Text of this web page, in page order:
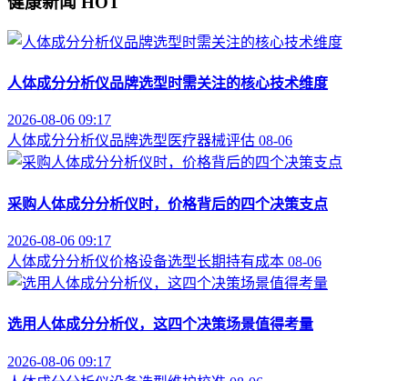
人体成分分析仪品牌选型时需关注的核心技术维度
2026-08-06 09:17
人体成分分析仪品牌选型 医疗器械评估 08-06
采购人体成分分析仪时，价格背后的四个决策支点
2026-08-06 09:17
人体成分分析仪价格设备选型长期持有成本 08-06
选用人体成分分析仪，这四个决策场景值得考量
2026-08-06 09:17